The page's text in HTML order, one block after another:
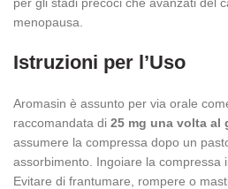
menopausa.
Istruzioni per l’Uso
Aromasin è assunto per via orale
raccomandata di 25 mg una volta al
assumere la compressa dopo un
assorbimento. Ingoiare la compressa
Evitare di frantumare, rompere o